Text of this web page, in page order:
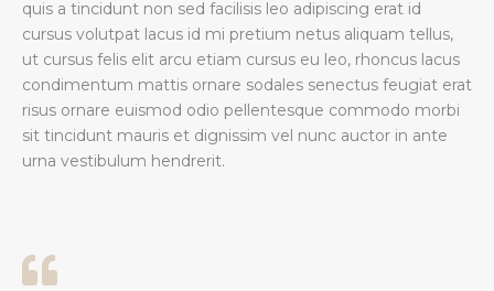
quis a tincidunt non sed facilisis leo adipiscing erat id
cursus volutpat lacus id mi pretium netus aliquam tellus,
ut cursus felis elit arcu etiam cursus eu leo, rhoncus lacus
condimentum mattis ornare sodales senectus feugiat erat
risus ornare euismod odio pellentesque commodo morbi
sit tincidunt mauris et dignissim vel nunc auctor in ante
urna vestibulum hendrerit.